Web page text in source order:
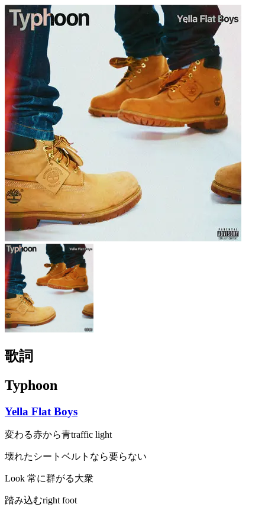
歌詞
Typhoon
Yella Flat Boys
変わる赤から青traffic light
壊れたシートベルトなら要らない
Look 常に群がる大衆
踏み込むright foot